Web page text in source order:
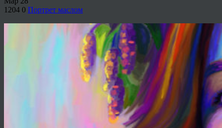
1204 0 Портрет маслом